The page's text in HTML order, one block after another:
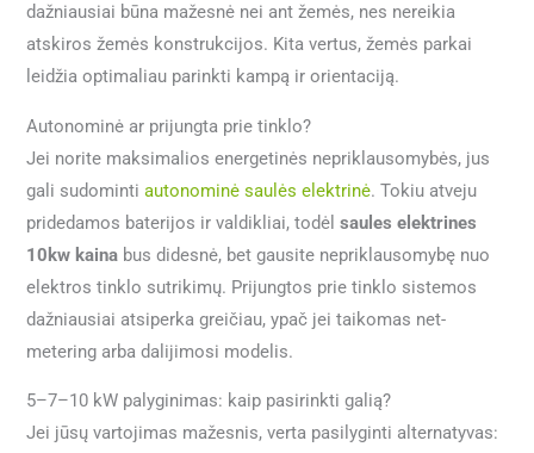
dažniausiai būna mažesnė nei ant žemės, nes nereikia
atskiros žemės konstrukcijos. Kita vertus, žemės parkai
leidžia optimaliau parinkti kampą ir orientaciją.
Autonominė ar prijungta prie tinklo?
Jei norite maksimalios energetinės nepriklausomybės, jus
gali sudomintiautonominė saulės elektrinė. Tokiu atveju
pridedamos baterijos ir valdikliai, todėlsaules elektrines
10kw kaina bus didesnė, bet gausite nepriklausomybę nuo
elektros tinklo sutrikimų. Prijungtos prie tinklo sistemos
dažniausiai atsiperka greičiau, ypač jei taikomas net-
metering arba dalijimosi modelis.
5–7–10 kW palyginimas: kaip pasirinkti galią?
Jei jūsų vartojimas mažesnis, verta pasilyginti alternatyvas: